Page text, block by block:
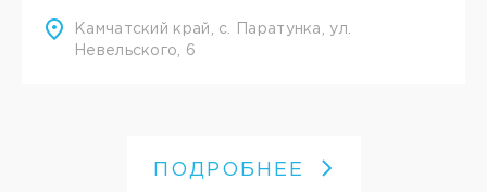
Камчатский край, с. Паратунка, ул.
Невельского, 6
ПОДРОБНЕЕ